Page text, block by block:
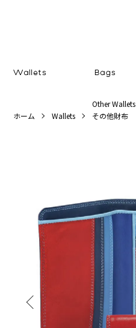
ホーム Wallets
Other Wallets
その他財布